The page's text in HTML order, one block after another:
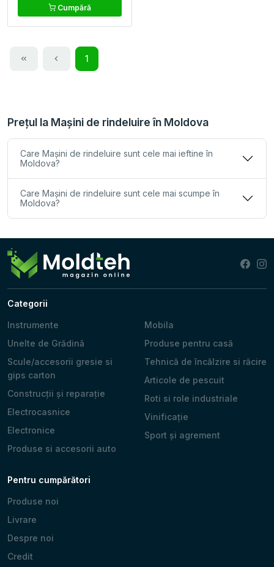
Cumpără
1
Prețul la Maşini de rindeluire în Moldova
Care Maşini de rindeluire sunt cele mai ieftine în
Moldova?
Care Maşini de rindeluire sunt cele mai scumpe în
Moldova?
Categorii
Instrumente
Unelte de Grădină
Scule/accesorii gresie si
gips carton
Construcții și reparație
Electrocasnice
Electronice
Produse si accesorii auto
Mobila
Produse pentru casă
Tehnică de încălzire si răcire
Articole de pescuit
Roti si role industriale
Vinificație
Sport și agrement
Pentru cumpărători
Produse noi
Livrare
Despre noi
Credit